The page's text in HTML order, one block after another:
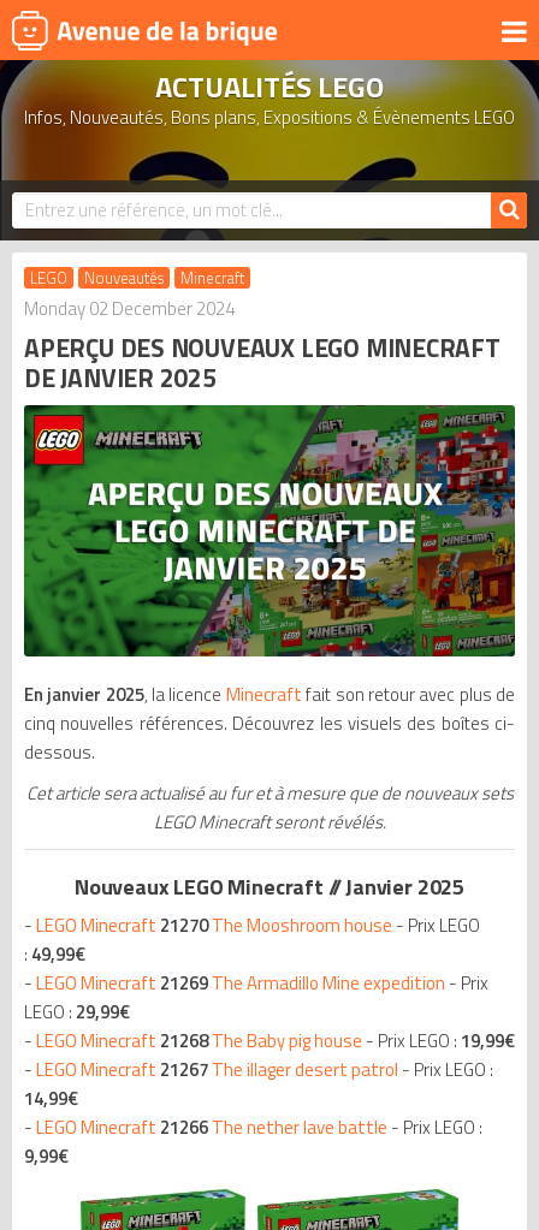
UNIVERS
PRODUITS DÉRIVÉS
NOUVEAUTÉS
LEGO 2026
BONS PLANS
ACTUALITÉS
ASSOCIATIONS DE FANS
EXPOSITIONS LEGO
LEGO LES PLUS CHERS
DERNIERS LEGO AJOUTÉS
ACTUALITÉS LEGO
Infos, Nouveautés, Bons plans, Expositions & Évènements LEGO
LEGO Nouveautés Minecraft
Monday 02 December 2024
APERÇU DES NOUVEAUX LEGO MINECRAFT
DE JANVIER 2025
En janvier 2025, la licence Minecraftfait son retour avec plus de
cinq nouvelles références. Découvrez les visuels des boîtes ci-
dessous.
Cet article sera actualisé au fur et à mesure que de nouveaux sets
LEGO Minecraft seront révélés.
Nouveaux LEGO Minecraft // Janvier 2025
-LEGO Minecraft 21270The Mooshroom house - Prix LEGO
: 49,99€
-LEGO Minecraft 21269The Armadillo Mine expedition - Prix
LEGO : 29,99€
-LEGO Minecraft 21268The Baby pig house - Prix LEGO : 19,99€
-LEGO Minecraft 21267The illager desert patrol - Prix LEGO :
14,99€
-LEGO Minecraft 21266The nether lave battle - Prix LEGO :
9,99€